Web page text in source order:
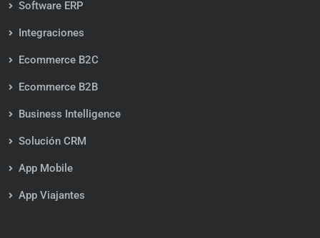
Software ERP
Integraciones
Ecommerce B2C
Ecommerce B2B
Business Intelligence
Solución CRM
App Mobile
App Viajantes